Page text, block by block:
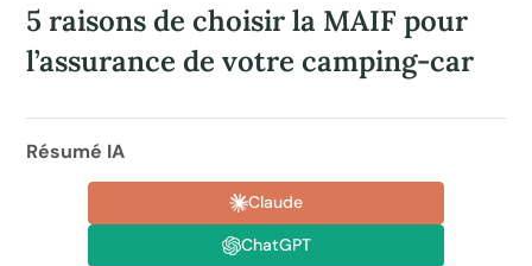
5 raisons de choisir la MAIF pour
l’assurance de votre camping-car
Résumé IA
Claude
ChatGPT